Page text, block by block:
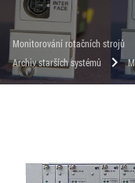
Monitorování rotačních strojů
Archiv starších systémů chevron_right